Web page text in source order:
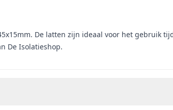
De latten zijn ideaal voor het gebruik
De Isolatieshop.